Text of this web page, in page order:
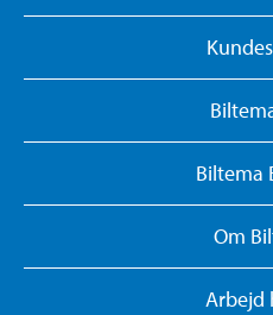
Biltema
Om
Arbejd